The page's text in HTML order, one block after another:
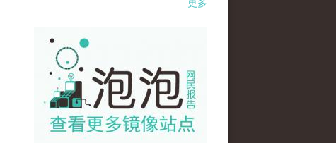
更多
pao-pao-banner-mirror-site-120814.jpg